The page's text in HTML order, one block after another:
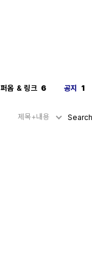
퍼옴 & 링크 6 공지 1
제목+내용